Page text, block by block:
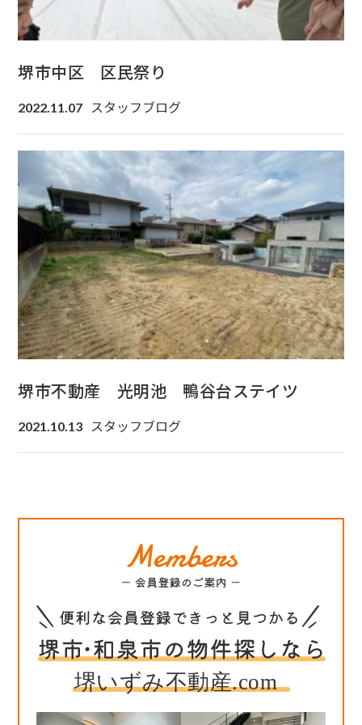
堺市中区 区民祭り
2022.11.07 スタッフブログ
堺市不動産 光明池 鴨谷台ステイツ
2021.10.13 スタッフブログ